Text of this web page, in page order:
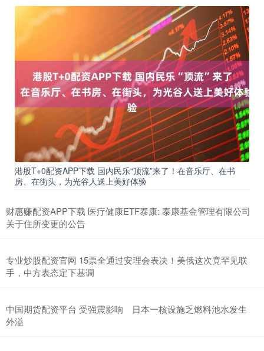
港股T+0配资APP下载 国内民乐“顶流”来了！在音乐厅、在书
房、在街头，为光谷人送上美好体验
财惠赚配资APP下载 医疗健康ETF泰康: 泰康基金管理有限公司
关于住所变更的公告
专业炒股配资官网 15票全通过安理会表决！美俄这次竟罕见联
手，中方表态定下基调
中国期货配资平台 受强震影响 日本一核设施乏燃料池水发生
外溢